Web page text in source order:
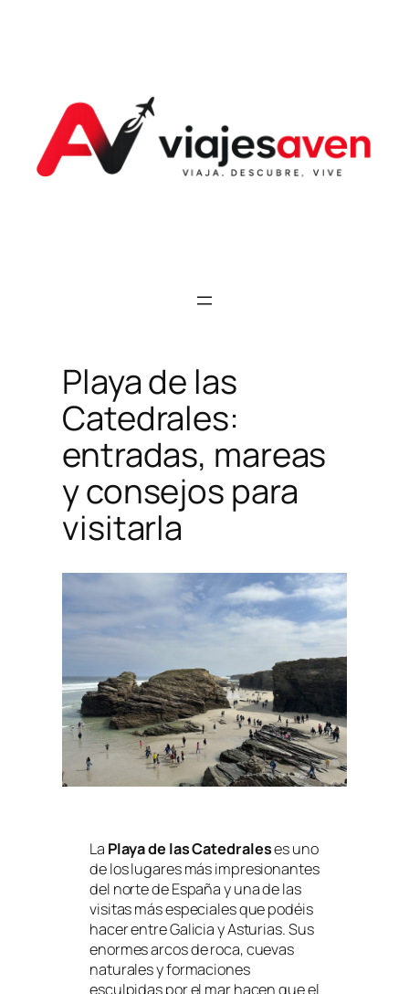
contenido
Playa de las
Catedrales:
entradas, mareas
y consejos para
visitarla
La Playa de las Catedraleses uno
de los lugares más impresionantes
del norte de España y una de las
visitas más especiales que podéis
hacer entre Galicia y Asturias. Sus
enormes arcos de roca, cuevas
naturales y formaciones
esculpidas por el mar hacen que el